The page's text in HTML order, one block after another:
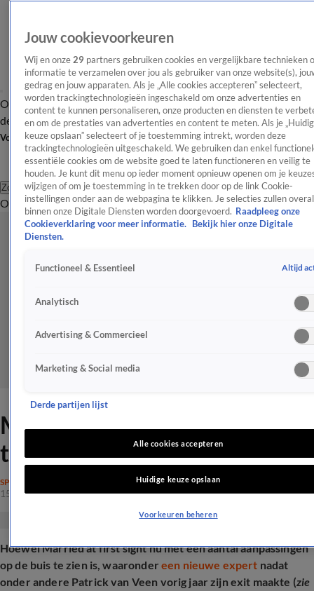
OverzichtAfleveringen Entertainment TV Algemeen
Tip
de redactieNieuwsbrief
Volg Shownieuws
Zoeken
OverzichtEntertainmentSpraakmakendRealityCrimeVideo's
MAFS-kijkers hebben grote
twijfels bij deze match
SPRAAKMAKEND
15 apr 2025, 20:29
Hoewel Married at first sight nu met een aantal aanpassingen
op de buis te zien is, waaronder een nieuwe expert nadat
onder andere Patrick van Veen vorig jaar zijn exit maakte (zie
Jouw cookievoorkeuren
Wij en onze 29 partners gebruiken cookies en vergelijkbare technieken
informatie te verzamelen over jou als gebruiker van onze website(s),
gedrag en jouw apparaten. Als je „Alle cookies accepteren” selecteert,
worden trackingtechnologieën ingeschakeld om onze advertenties en
content te kunnen personaliseren, onze producten en diensten te
en om de prestaties van advertenties en content te meten. Als je
keuze opslaan” selecteert of je toestemming intrekt, worden deze
trackingtechnologieën uitgeschakeld. We gebruiken dan enkel
essentiële cookies om de website goed te laten functioneren en veilig te
houden. Je kunt dit menu op ieder moment opnieuw openen om je
wijzigen of om je toestemming in te trekken door op de link Cookie-
instellingen onder aan de webpagina te klikken. Je selecties zullen overal
binnen onze Digitale Diensten worden doorgevoerd. Raadpleeg onze
Cookieverklaring voor meer informatie.
Bekijk hier onze Digitale
Diensten.
Functioneel & Essentieel Altijd
Analytisch
Advertising & Commercieel
Marketing & Social media
Derde partijen lijst
Alle cookies accepteren
Huidige keuze opslaan
Voorkeuren beheren